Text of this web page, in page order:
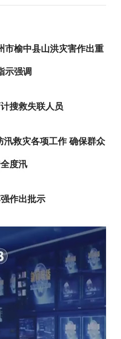
市榆中县山洪灾害作出重
示强调
搜救失联人员
汛救灾各项工作 确保群众
度汛
作出批示